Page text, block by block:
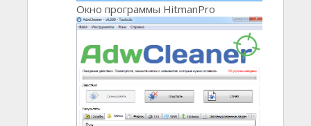
Окно программы HitmanPro